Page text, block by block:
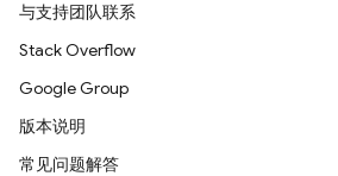
与支持团队联系
Stack Overflow
Google Group
版本说明
常见问题解答